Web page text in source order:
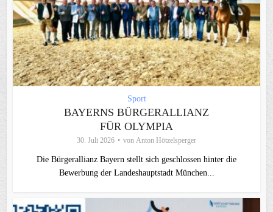
Sport
BAYERNS BÜRGERALLIANZ
FÜR OLYMPIA
30. Juli 2026 von Anton Hötzelsperger
Die Bürgerallianz Bayern stellt sich geschlossen hinter die
Bewerbung der Landeshauptstadt München...